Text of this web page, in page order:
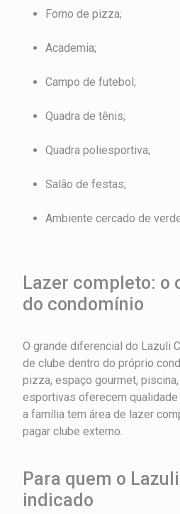
Forno de pizza;
Academia;
Campo de futebol;
Quadra de tênis;
Quadra poliesportiva;
Salão de festas;
Ambiente cercado de
Lazer completo: o
do condomínio
O grande diferencial do Lazuli
de clube dentro do próprio
pizza, espaço gourmet,
esportivas oferecem
a família tem área de lazer
pagar clube externo.
Para quem o
indicado